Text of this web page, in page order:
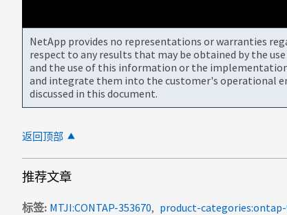
NetApp provides no representations or warranties
respect to any results that may be obtained by the
and the use of this information or the
and integrate them into the customer's operational
discussed in this document.
返回顶部
推荐文章
标签 MTJI:CONTAP-353670 product-